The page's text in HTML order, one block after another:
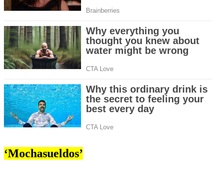
‘Mochasueldos’